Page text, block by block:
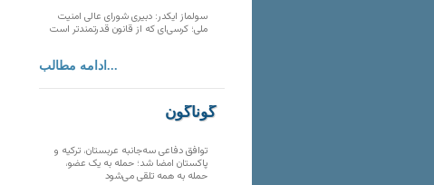
سولماز ایکدر: دبیری شورای عالی امنیت
ملی؛ کرسی‌ای که از قانون قدرتمندتر است
ادامه مطالب...
گوناگون
توافق دفاعی سه‌جانبه عربستان، ترکیه و
پاکستان امضا شد؛ حمله به یک عضو،
حمله به همه تلقی می‌شود